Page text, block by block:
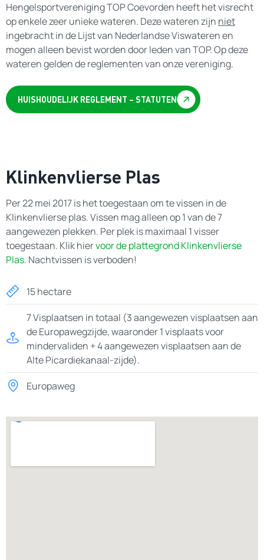
Hengelsportvereniging TOP Coevorden heeft het visrecht
op enkele zeer unieke wateren. Deze wateren zijn niet
ingebracht in de Lijst van Nederlandse Viswateren en
mogen alleen bevist worden door leden van TOP. Op deze
wateren gelden de reglementen van onze vereniging.
HUISHOUDELIJK REGLEMENT – STATUTEN
Klinkenvlierse Plas
Per 22 mei 2017 is het toegestaan om te vissen in de
Klinkenvlierse plas. Vissen mag alleen op 1 van de 7
aangewezen plekken. Per plek is maximaal 1 visser
toegestaan. Klik hiervoor de plattegrond Klinkenvlierse
Plas. Nachtvissen is verboden!
15 hectare
7 Visplaatsen in totaal (3 aangewezen visplaatsen aan
de Europawegzijde, waaronder 1 visplaats voor
mindervaliden + 4 aangewezen visplaatsen aan de
Alte Picardiekanaal-zijde).
Europaweg